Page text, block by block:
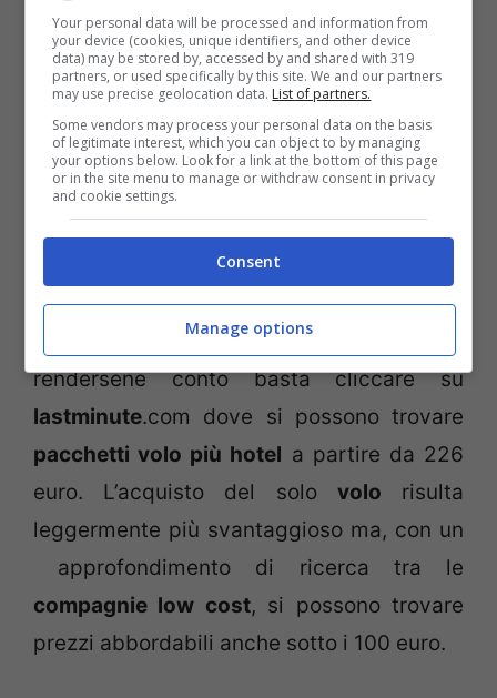
Voli low cost
Data l’occasione speciale coloro che
amano organizzare da sé il proprioviaggio
avranno comunque la possibilità di partire
prezzimolto vantaggiosi. Per attirare i
turisti nella capitale del
compagnie low costhanno infatti
proposto prezzi davvero allettanti. Per
rendersene conto basta cliccare su
lastminute.com dove si possono trovare
pacchetti volo più hotel a partire da 226
euro. L’acquisto del solo volo risulta
leggermente più svantaggioso ma, con un
approfondimento di ricerca tra le
compagnie low cost, si possono trovare
prezzi abbordabili anche sotto i 100 euro.
Your personal data will be processed and information from
your device (cookies, unique identifiers, and other device
data) may be stored by, accessed by and shared with 319
partners, or used specifically by this site. We and our partners
may use precise geolocation data. List of partners.
Some vendors may process your personal data on the basis
of legitimate interest, which you can object to by managing
your options below. Look for a link at the bottom of this page
or in the site menu to manage or withdraw consent in privacy
and cookie settings.
Consent
Manage options